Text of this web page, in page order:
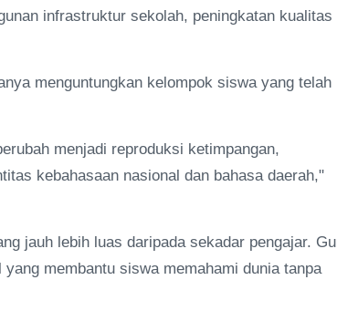
infrastruktur sekolah, peningkatan kualitas
menguntungkan kelompok siswa yang telah
menjadi reproduksi ketimpangan,
kebahasaan nasional dan bahasa daerah,"
jauh lebih luas daripada sekadar pengajar.
membantu siswa memahami dunia tanpa